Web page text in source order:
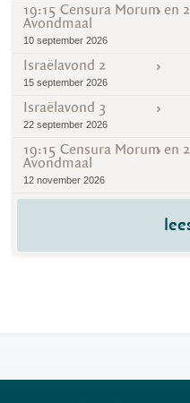
19:15 Censura Morum en
Avondmaal
10 september 2026
Israëlavond 2
15 september 2026
Israëlavond 3
22 september 2026
19:15 Censura Morum en
Avondmaal
12 november 2026